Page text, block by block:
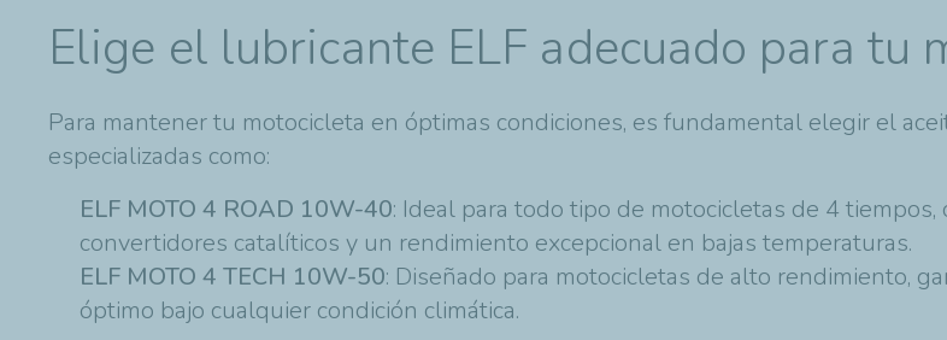
Elige el lubricante ELF adecuado para tu
Para mantener tu motocicleta en óptimas condiciones, es fundamental elegir el
especializadas como:
ELF MOTO 4 ROAD 10W-40: Ideal para todo tipo de motocicletas de 4
convertidores catalíticos y un rendimiento excepcional en bajas temperaturas.
ELF MOTO 4 TECH 10W-50: Diseñado para motocicletas de alto rendimiento,
óptimo bajo cualquier condición climática.